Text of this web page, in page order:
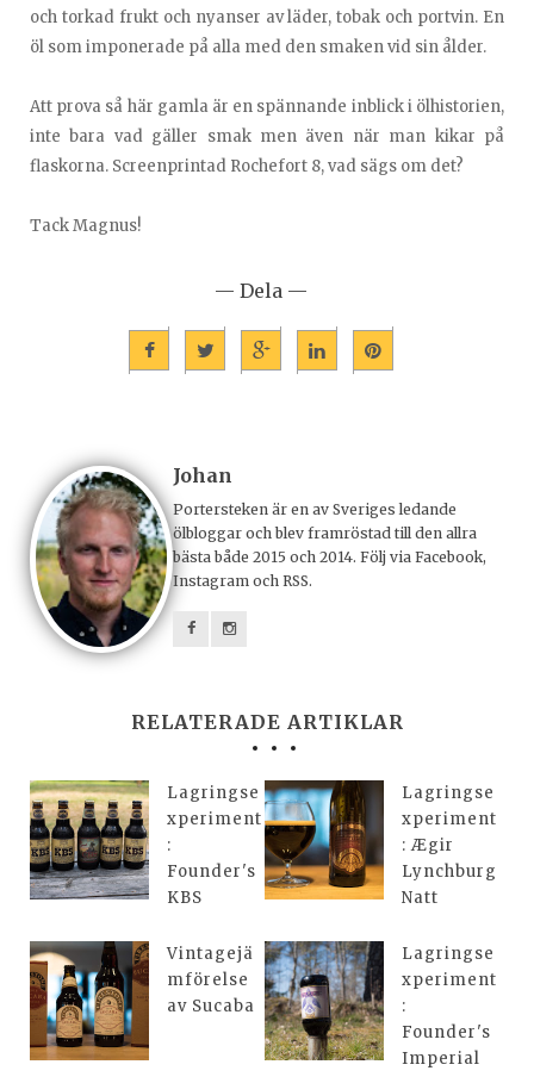
och torkad frukt och nyanser av läder, tobak och portvin. En
öl som imponerade på alla med den smaken vid sin ålder.
Att prova så här gamla är en spännande inblick i ölhistorien,
inte bara vad gäller smak men även när man kikar på
flaskorna. Screenprintad Rochefort 8, vad sägs om det?
Tack Magnus!
— Dela —
Johan
Portersteken är en av Sveriges ledande
ölbloggar och blev framröstad till den allra
bästa både 2015 och 2014. Följ via Facebook,
Instagram och RSS.
RELATERADE ARTIKLAR
Lagringse
xperiment
:
Founder's
KBS
Lagringse
xperiment
: Ægir
Lynchburg
Natt
Vintagejä
mförelse
av Sucaba
Lagringse
xperiment
:
Founder's
Imperial